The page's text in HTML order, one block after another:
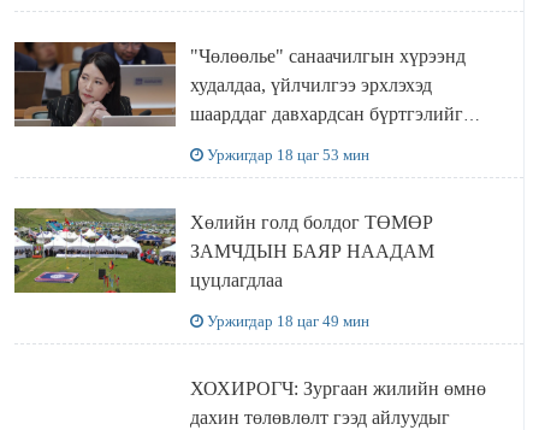
"Чөлөөлье" санаачилгын хүрээнд
худалдаа, үйлчилгээ эрхлэхэд
шаарддаг давхардсан бүртгэлийг
Уржигдар 18 цаг 53 мин
Хөлийн голд болдог ТӨМӨР
ЗАМЧДЫН БАЯР НААДАМ
цуцлагдлаа
Уржигдар 18 цаг 49 мин
ХОХИРОГЧ: Зургаан жилийн өмнө
дахин төлөвлөлт гээд айлуудыг